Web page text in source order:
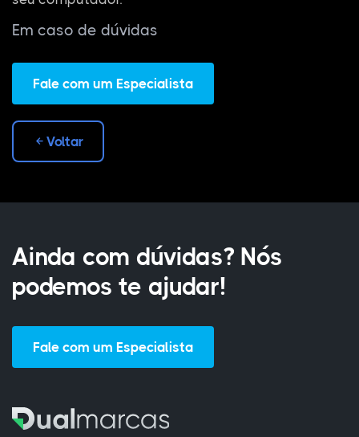
Em caso de dúvidas
Fale com um Especialista
Voltar
Ainda com dúvidas? Nós
podemos te ajudar!
Fale com um Especialista